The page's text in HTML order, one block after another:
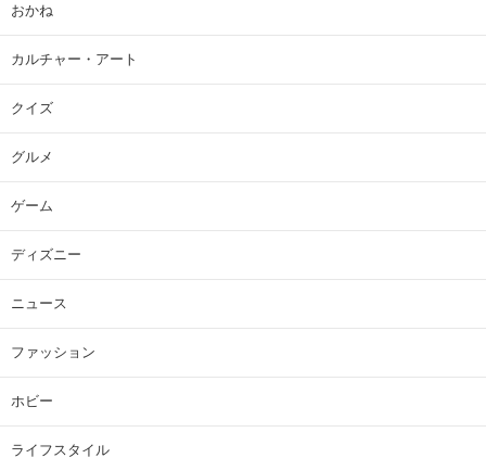
おかね
カルチャー・アート
クイズ
グルメ
ゲーム
ディズニー
ニュース
ファッション
ホビー
ライフスタイル